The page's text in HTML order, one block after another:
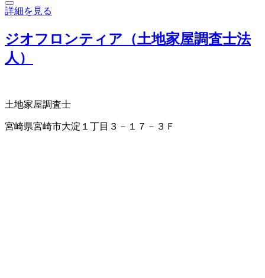
詳細を見る
ジオフロンティア（土地家屋調査士法
人）
土地家屋調査士
宮崎県宮崎市大淀１丁目３－１７－３Ｆ